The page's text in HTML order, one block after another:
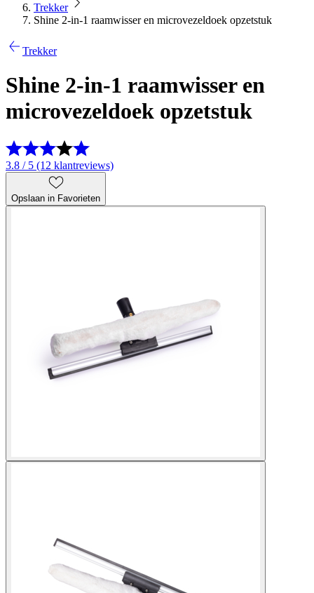
Trekker
Shine 2-in-1 raamwisser en microvezeldoek opzetstuk
Trekker
Shine 2-in-1 raamwisser en
microvezeldoek opzetstuk
3.8 / 5 (12 klantreviews)
Opslaan in Favorieten